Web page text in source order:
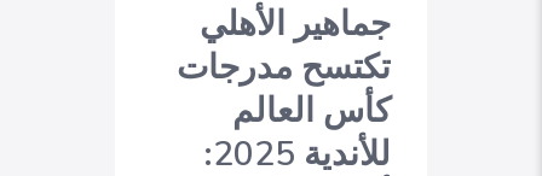
جماهير الأهلي
تكتسح مدرجات
كأس العالم
للأندية 2025: